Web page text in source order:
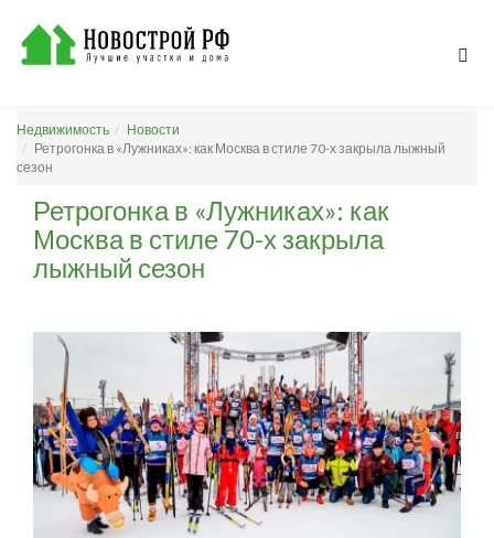
Недвижимость
Новости
Ретрогонка в «Лужниках»: как Москва в стиле 70-х закрыла лыжный
сезон
Ретрогонка в «Лужниках»: как
Москва в стиле 70-х закрыла
лыжный сезон